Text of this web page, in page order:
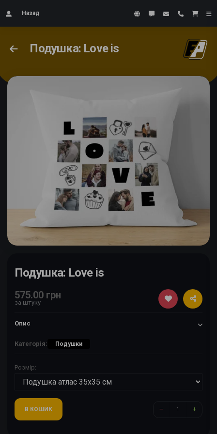
Назад
Подушка: Love is
Подушка: Love is
575.00 грн
за штуку
Опис
Категорія: Подушки
Розмір:
В КОШИК